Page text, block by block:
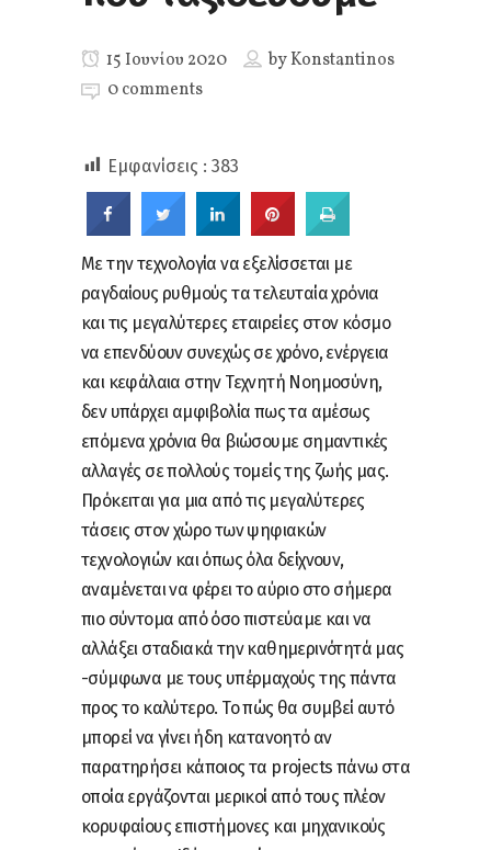
15 Ιουνίου 2020 byKonstantinos
0 comments
Εμφανίσεις : 383
Με την τεχνολογία να εξελίσσεται με
ραγδαίους ρυθμούς τα τελευταία χρόνια
και τις μεγαλύτερες εταιρείες στον κόσμο
να επενδύουν συνεχώς σε χρόνο, ενέργεια
και κεφάλαια στην Τεχνητή Νοημοσύνη,
δεν υπάρχει αμφιβολία πως τα αμέσως
επόμενα χρόνια θα βιώσουμε σημαντικές
αλλαγές σε πολλούς τομείς της ζωής μας.
Πρόκειται για μια από τις μεγαλύτερες
τάσεις στον χώρο των ψηφιακών
τεχνολογιών και όπως όλα δείχνουν,
αναμένεται να φέρει το αύριο στο σήμερα
πιο σύντομα από όσο πιστεύαμε και να
αλλάξει σταδιακά την καθημερινότητά μας
-σύμφωνα με τους υπέρμαχούς της πάντα
προς το καλύτερο. Το πώς θα συμβεί αυτό
μπορεί να γίνει ήδη κατανοητό αν
παρατηρήσει κάποιος τα projects πάνω στα
οποία εργάζονται μερικοί από τους πλέον
κορυφαίους επιστήμονες και μηχανικούς